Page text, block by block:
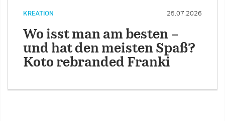
KREATION 25.07.2026
Wo isst man am besten –
und hat den meisten Spaß?
Koto rebranded Franki